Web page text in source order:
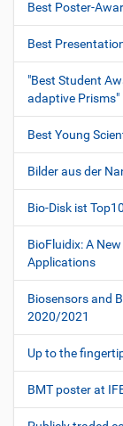
Best Poster-
Best
"Best Student
adaptive Prisms"
Best Young
Bilder aus der
Bio-Disk ist
BioFluidix: A
Applications
Biosensors and
2020/2021
Up to the
BMT poster at